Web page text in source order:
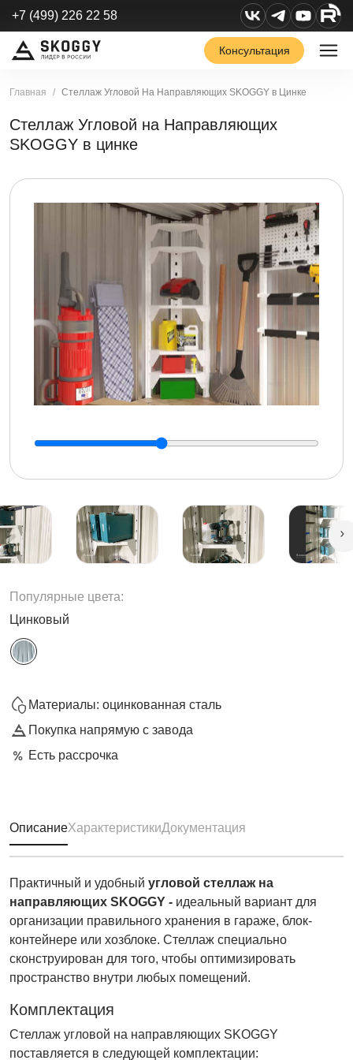
+7 (499) 226 22 58
Консультация
Главная Стеллаж Угловой На Направляющих SKOGGY в Цинке
Стеллаж Угловой на Направляющих
SKOGGY в цинке
Популярные цвета:
Цинковый
Материалы: оцинкованная сталь
Покупка напрямую с завода
Есть рассрочка
ОписаниеХарактеристикиДокументация
Практичный и удобный угловой стеллаж на
направляющих SKOGGY - идеальный вариант для
организации правильного хранения в гараже, блок-
контейнере или хозблоке. Стеллаж специально
сконструирован для того, чтобы оптимизировать
пространство внутри любых помещений.
Комплектация
Стеллаж угловой на направляющих SKOGGY
поставляется в следующей комплектации: